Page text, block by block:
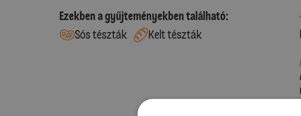
Ezekben a gyűjteményekben található:
Sós tészták
Kelt tészták